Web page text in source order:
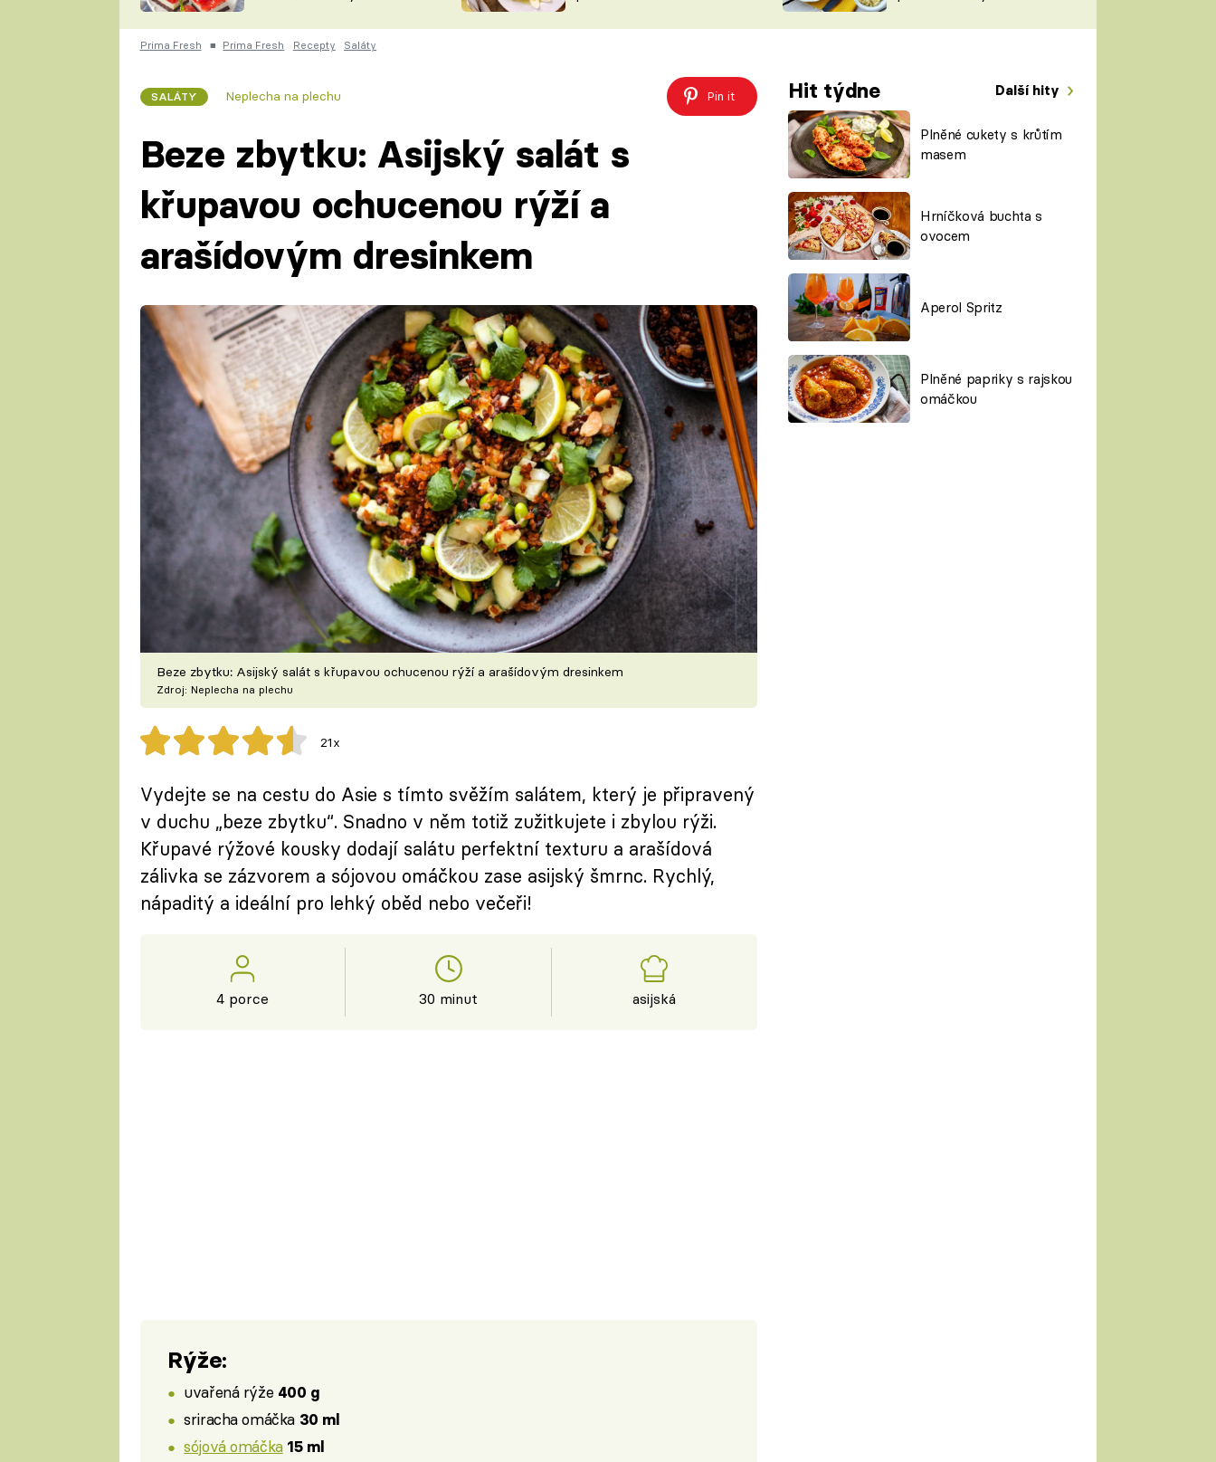
ČESKO NA TALÍŘI
KUCHAŘKA
VYCHYTÁVKY
ŠÉFREDAKTORKY
ČASOPIS
Prima Fresh ■ Prima Fresh Recepty Saláty
SALÁTY Neplecha na plechu Pin it Hit týdne Další hity
Plněné cukety s krůtím
masem
Hrníčková buchta s
ovocem
Aperol Spritz
Plněné papriky s rajskou
omáčkou
Beze zbytku: Asijský salát s
křupavou ochucenou rýží a
arašídovým dresinkem
Beze zbytku: Asijský salát s křupavou ochucenou rýží a arašídovým dresinkem
Zdroj: Neplecha na plechu
21x
Vydejte se na cestu do Asie s tímto svěžím salátem, který je připravený
v duchu „beze zbytku“. Snadno v něm totiž zužitkujete i zbylou rýži.
Křupavé rýžové kousky dodají salátu perfektní texturu a arašídová
zálivka se zázvorem a sójovou omáčkou zase asijský šmrnc. Rychlý,
nápaditý a ideální pro lehký oběd nebo večeři!
4 porce 30 minut asijská
Rýže:
uvařená rýže 400 g
sriracha omáčka 30 ml
sójová omáčka 15 ml